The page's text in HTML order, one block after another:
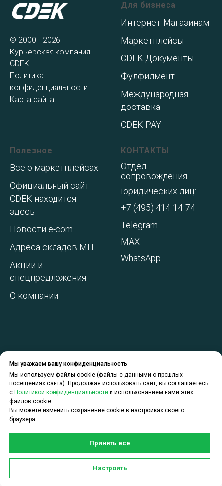
Задать вопрос по услугам
CDEK для Бизнеса можно в чате:
Мы уважаем вашу конфиденциальность
Мы используем файлы cookie (файлы с данными о прошлых
посещениях сайта). Продолжая использовать сайт, вы соглашаетесь
с Политикой конфиденциальности и использованием нами этих
файлов cookie.
Вы можете изменить сохранение cookie в настройках своего
браузера.
Принять все
Настроить
© 2000 - 2026
Курьерская компания
CDEK
Политика
конфиденциальности
Карта сайта
Для бизнеса
Интернет-Магазинам
Маркетплейсы
CDEK Документы
Фулфилмент
Международная
доставка
CDEK PAY
Полезное
Все о маркетплейсах
Официальный сайт
CDEK находится
здесь
Новости e-com
Адреса складов МП
Акции и
спецпредложения
О компании
КОНТАКТЫ
Отдел
сопровождения
юридических лиц:
+7 (495) 414-14-74
Telegram
MAX
WhatsApp